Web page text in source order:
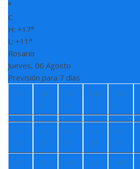
°
C
H: +17°
L: +11°
Rosario
Jueves, 06 Agosto
Previsión para 7 días
Vie
Sá
b
Do
m
Lun
Ma
r
+1
4°
+1
4°
+1
5°
+1
4°
+1
3°
+7
+7
+4
+4
+4°